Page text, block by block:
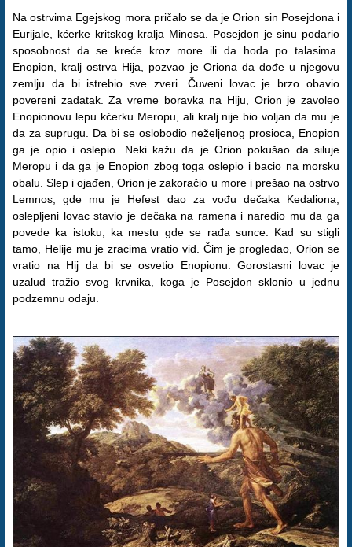
Na ostrvima Egejskog mora pričalo se da je Orion sin Posejdona i
Eurijale, kćerke kritskog kralja Minosa. Posejdon je sinu podario
sposobnost da se kreće kroz more ili da hoda po talasima.
Enopion, kralj ostrva Hija, pozvao je Oriona da dođe u njegovu
zemlju da bi istrebio sve zveri. Čuveni lovac je brzo obavio
povereni zadatak. Za vreme boravka na Hiju, Orion je zavoleo
Enopionovu lepu kćerku Meropu, ali kralj nije bio voljan da mu je
da za suprugu. Da bi se oslobodio neželjenog prosioca, Enopion
ga je opio i oslepio. Neki kažu da je Orion pokušao da siluje
Meropu i da ga je Enopion zbog toga oslepio i bacio na morsku
obalu. Slep i ojađen, Orion je zakoračio u more i prešao na ostrvo
Lemnos, gde mu je Hefest dao za vođu dečaka Kedaliona;
oslepljeni lovac stavio je dečaka na ramena i naredio mu da ga
povede ka istoku, ka mestu gde se rađa sunce. Kad su stigli
tamo, Helije mu je zracima vratio vid. Čim je progledao, Orion se
vratio na Hij da bi se osvetio Enopionu. Gorostasni lovac je
uzalud tražio svog krvnika, koga je Posejdon sklonio u jednu
podzemnu odaju.